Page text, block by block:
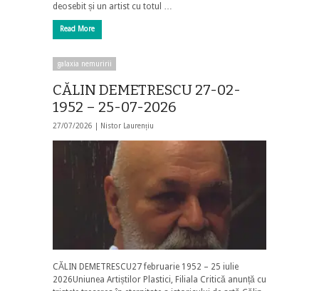
deosebit și un artist cu totul …
Read More
galaxia nemuririi
CĂLIN DEMETRESCU 27-02-
1952 – 25-07-2026
27/07/2026 | Nistor Laurențiu
CĂLIN DEMETRESCU27 februarie 1952 – 25 iulie
2026Uniunea Artiștilor Plastici, Filiala Critică anunță cu